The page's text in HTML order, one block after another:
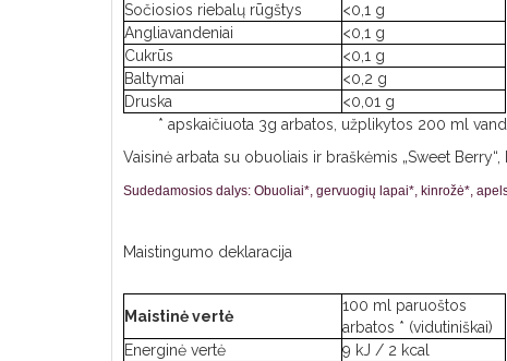
Sočiosios riebalų rūgštys
<0,1 g
Angliavandeniai
<0,1 g
Cukrūs
<0,1 g
Baltymai
<0,2 g
Druska
<0,01 g
* apskaičiuota 3g arbatos, užplikytos 200 ml
Vaisinė arbata su obuoliais ir braškėmis „Sweet Berry“,
Sudedamosios dalys: Obuoliai*, gervuogių lapai*, kinrožė*,
Maistingumo deklaracija
Maistinė vertė
100 ml paruoštos
arbatos * (vidutiniškai)
Energinė vertė
9 kJ / 2 kcal